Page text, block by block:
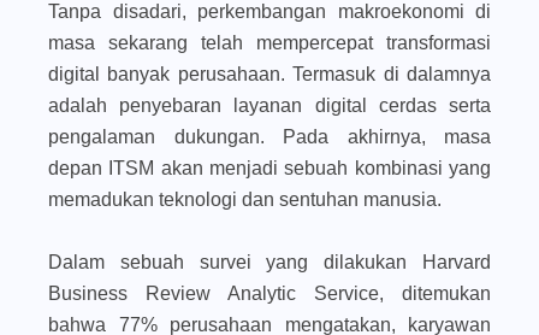
Tanpa disadari, perkembangan makroekonomi di
masa sekarang telah mempercepat transformasi
digital banyak perusahaan. Termasuk di dalamnya
adalah penyebaran layanan digital cerdas serta
pengalaman dukungan. Pada akhirnya, masa
depan ITSM akan menjadi sebuah kombinasi yang
memadukan teknologi dan sentuhan manusia.
Dalam sebuah survei yang dilakukan Harvard
Business Review Analytic Service, ditemukan
bahwa 77% perusahaan mengatakan, karyawan